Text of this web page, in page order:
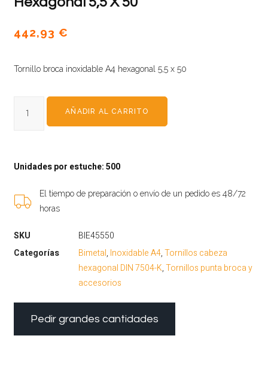
442,93€
Tornillo broca inoxidable A4 hexagonal 5,5 x 50
AÑADIR AL CARRITO
Unidades por estuche: 500
El tiempo de preparación o envío de un pedido es 48/72
horas
SKU
BIE45550
Categorías
Bimetal, Inoxidable A4,Tornillos cabeza
hexagonal DIN 7504-K,Tornillos punta broca y
accesorios
Pedir grandes cantidades